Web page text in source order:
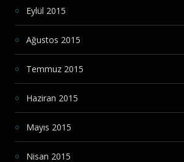
Eylül 2015
Ağustos 2015
Temmuz 2015
Haziran 2015
Mayıs 2015
Nisan 2015